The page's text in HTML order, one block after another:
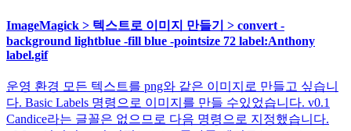
ImageMagick > 텍스트로 이미지 만들기 > convert -
background lightblue -fill blue -pointsize 72 label:Anthony
label.gif
운영 환경 모든 텍스트를 png와 같은 이미지로 만들고 싶습니
다. Basic Labels 명령으로 이미지를 만들 수있었습니다. v0.1
Candice라는 글꼴은 없으므로 다음 명령으로 지정했습니다.